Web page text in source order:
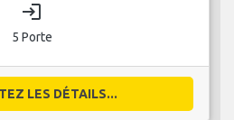
login
5 Porte
LES DÉTAILS...